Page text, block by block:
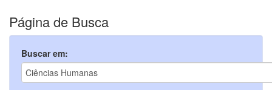
Página de Busca
Buscar em: